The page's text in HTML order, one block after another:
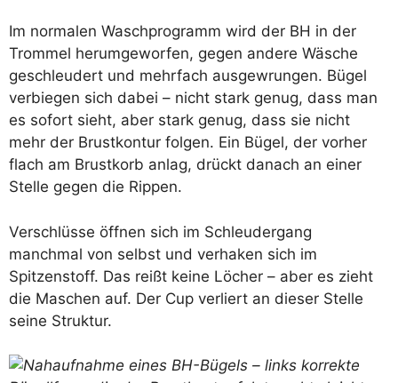
Im normalen Waschprogramm wird der BH in der
Trommel herumgeworfen, gegen andere Wäsche
geschleudert und mehrfach ausgewrungen. Bügel
verbiegen sich dabei – nicht stark genug, dass man
es sofort sieht, aber stark genug, dass sie nicht
mehr der Brustkontur folgen. Ein Bügel, der vorher
flach am Brustkorb anlag, drückt danach an einer
Stelle gegen die Rippen.
Verschlüsse öffnen sich im Schleudergang
manchmal von selbst und verhaken sich im
Spitzenstoff. Das reißt keine Löcher – aber es zieht
die Maschen auf. Der Cup verliert an dieser Stelle
seine Struktur.